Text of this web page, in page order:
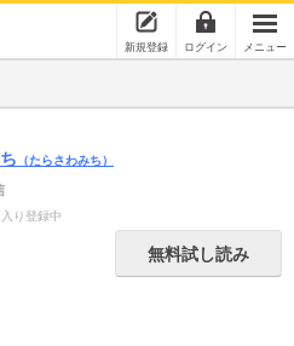
新規登録 ログイン メニュー
（たらさわみち）
り登録中
無料試し読み